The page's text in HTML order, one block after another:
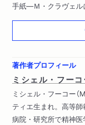
手紙―Ｍ・クラヴェル
狂人の家
政治とは、別の方法
著作者プロフィール
ミシェル・フー
ミシェル・フーコー
ティエ生まれ。高等
病院・研究所で精神